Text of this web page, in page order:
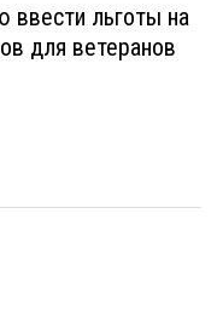
льготы на
для ветеранов